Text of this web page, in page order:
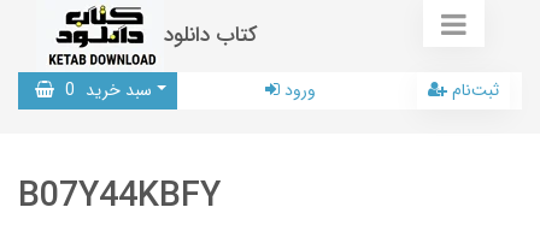
کتاب دانلود
سبد خرید 0 ورود ثبت‌نام
B07Y44KBFY